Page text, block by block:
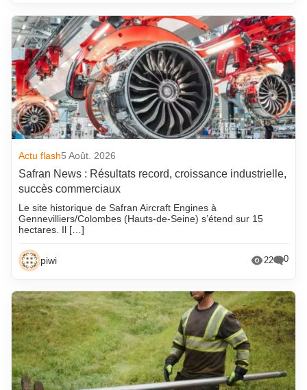
Actu flash5 Août. 2026
Safran News : Résultats record, croissance industrielle,
succès commerciaux
Le site historique de Safran Aircraft Engines à
Gennevilliers/Colombes (Hauts-de-Seine) s’étend sur 15
hectares. Il […]
piwi 22 0